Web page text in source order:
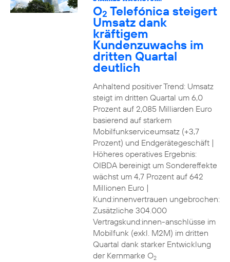
O2 Telefónica steigert
Umsatz dank
kräftigem
Kundenzuwachs im
dritten Quartal
deutlich
Anhaltend positiver Trend: Umsatz
steigt im dritten Quartal um 6,0
Prozent auf 2,085 Milliarden Euro
basierend auf starkem
Mobilfunkserviceumsatz (+3,7
Prozent) und Endgerätegeschäft |
Höheres operatives Ergebnis:
OIBDA bereinigt um Sondereffekte
wächst um 4,7 Prozent auf 642
Millionen Euro |
Kund:innenvertrauen ungebrochen:
Zusätzliche 304.000
Vertragskund:innen-anschlüsse im
Mobilfunk (exkl. M2M) im dritten
Quartal dank starker Entwicklung
der Kernmarke O2